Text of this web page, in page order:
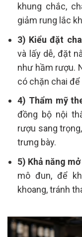
khung chắc,
giảm rung lắc
3) Kiểu đặt
và lấy dễ, đặt
như hầm rượu.
có chặn chai để
4) Thẩm mỹ
đồng bộ nội
rượu sang
trưng bày.
5) Khả năng
mô đun, để
khoang, tránh